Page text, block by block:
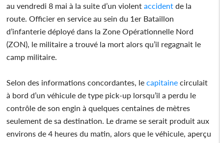
au vendredi 8 mai à la suite d’un violentaccident de la
route. Officier en service au sein du 1er Bataillon
d’infanterie déployé dans la Zone Opérationnelle Nord
(ZON), le militaire a trouvé la mort alors qu’il regagnait le
camp militaire.
Selon des informations concordantes, lecapitaine circulait
à bord d’un véhicule de type pick-up lorsqu’il a perdu le
contrôle de son engin à quelques centaines de mètres
seulement de sa destination. Le drame se serait produit aux
environs de 4 heures du matin, alors que le véhicule, aperçu